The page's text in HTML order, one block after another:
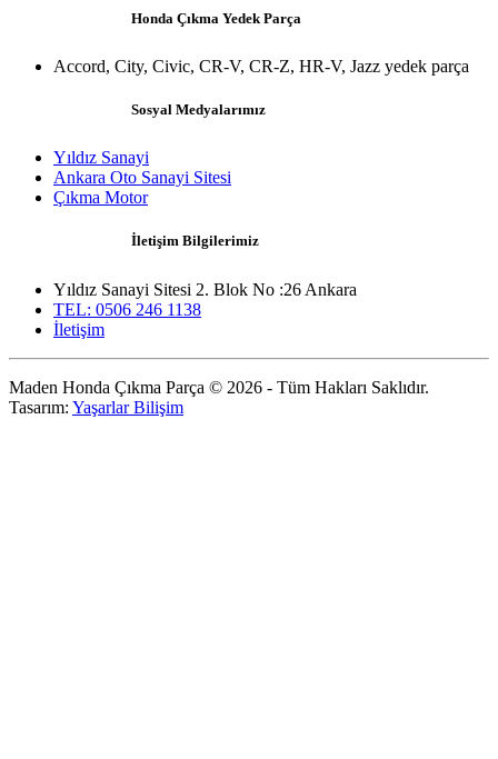
Honda Çıkma Yedek Parça
Accord, City, Civic, CR-V, CR-Z, HR-V, Jazz yedek parça
Sosyal Medyalarımız
Yıldız Sanayi
Ankara Oto Sanayi Sitesi
Çıkma Motor
İletişim Bilgilerimiz
Yıldız Sanayi Sitesi 2. Blok No :26 Ankara
TEL: 0506 246 1138
İletişim
Maden Honda Çıkma Parça © 2026 - Tüm Hakları Saklıdır.
Tasarım: Yaşarlar Bilişim